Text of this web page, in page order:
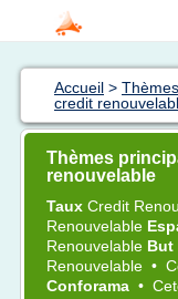
Accueil >
credit
Thèmes
renouvelable
Taux Credit
Renouvelable
Renouvelable But
Renouvelable •
Conforama •